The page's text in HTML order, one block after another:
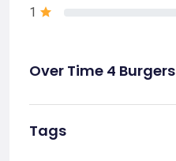
1
Over Time 4 Burgers
Tags